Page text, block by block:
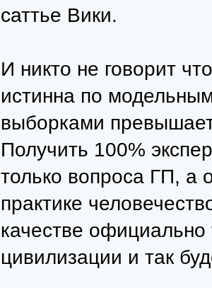
саттье Вики.
И никто не говорит
истинна по
выборками
Получить 100%
только вопроса ГП, а
практике
качестве
цивилизации и так